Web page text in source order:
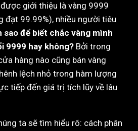
giới thiệu là vàng 9999
đạt 99.99%), nhiều người tiêu
sao để biết chắc vàng mình
9999 hay không? Bởi trong
hàng nào cũng bán vàng
lệch nhỏ trong hàm lượng
tiếp đến giá trị tích lũy về lâu
ta sẽ tìm hiểu rõ: cách phân